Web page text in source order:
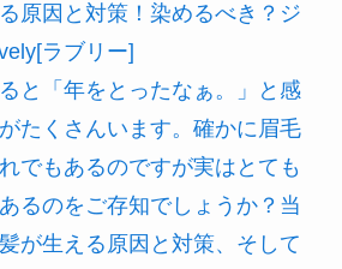
原因と対策！染めるべき？ジ
ラブリー]
と「年をとったなぁ。」と感
たくさんいます。確かに眉毛
でもあるのですが実はとても
るのをご存知でしょうか？当
が生える原因と対策、そして